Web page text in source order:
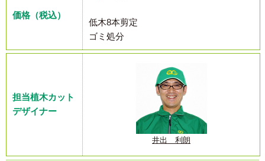
価格（税込）
低木8本剪定
ゴミ処分
担当植木カット
デザイナー
井出 利朗